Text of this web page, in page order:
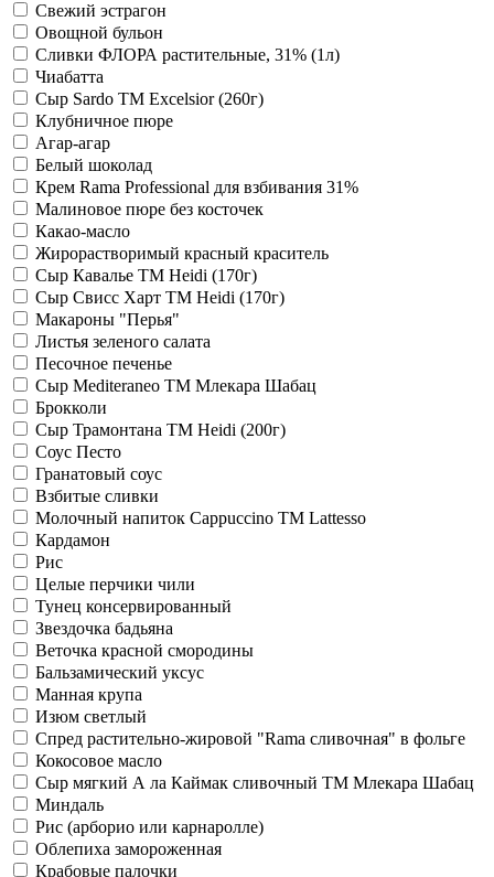
Свежий эстрагон
Овощной бульон
Сливки ФЛОРА растительные, 31% (1л)
Чиабатта
Сыр Sardo ТМ Excelsior (260г)
Клубничное пюре
Агар-агар
Белый шоколад
Крем Rama Professional для взбивания 31%
Малиновое пюре без косточек
Какао-масло
Жирорастворимый красный краситель
Сыр Кавалье TM Heidi (170г)
Сыр Свисс Харт TM Heidi (170г)
Макароны "Перья"
Листья зеленого салата
Песочное печенье
Сыр Mediteraneo TM Млекара Шабац
Брокколи
Сыр Трамонтана ТМ Heidi (200г)
Соус Песто
Гранатовый соус
Взбитые сливки
Молочный напиток Сappuccino TM Lattesso
Кардамон
Рис
Целые перчики чили
Тунец консервированный
Звездочка бадьяна
Веточка красной смородины
Бальзамический уксус
Манная крупа
Изюм светлый
Спред растительно-жировой "Rama сливочная" в фольге
Кокосовое масло
Сыр мягкий А ла Каймак сливочный TM Млекара Шабац
Миндаль
Рис (арборио или карнаролле)
Облепиха замороженная
Крабовые палочки